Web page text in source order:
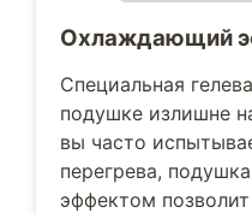
Охлаждающий
Специальная
подушке излишне
вы часто
перегрева,
эффектом